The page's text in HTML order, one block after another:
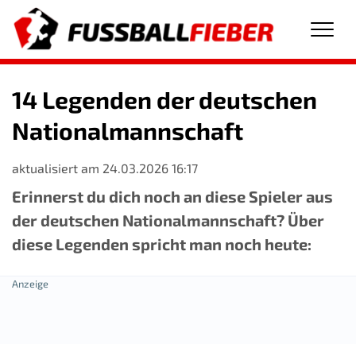
14 Legenden der deutschen
Nationalmannschaft
aktualisiert am 24.03.2026 16:17
Erinnerst du dich noch an diese Spieler aus
der deutschen Nationalmannschaft? Über
diese Legenden spricht man noch heute: